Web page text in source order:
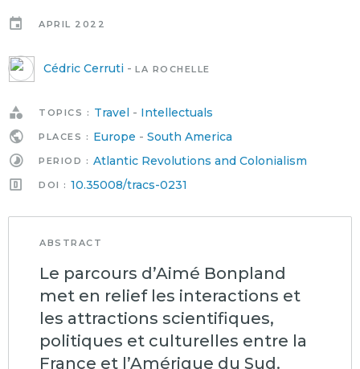
APRIL 2022
Cédric Cerruti - LA ROCHELLE
TOPICS : Travel - Intellectuals
PLACES : Europe - South America
PERIOD : Atlantic Revolutions and Colonialism
DOI : 10.35008/tracs-0231
ABSTRACT
Le parcours d’Aimé Bonpland
met en relief les interactions et
les attractions scientifiques,
politiques et culturelles entre la
France et l’Amérique du Sud.